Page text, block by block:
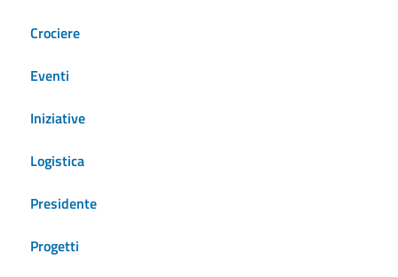
Crociere
Eventi
Iniziative
Logistica
Presidente
Progetti